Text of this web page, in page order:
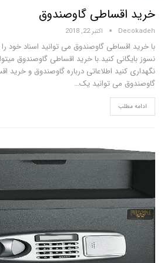
گاوصندوق
اکتبر 22, 2018
گاوصندوق می توانید اسناد خود را در یک
کنید.با خرید اقساطی گاوصندوق میتوانید اشیا
اطلاعاتی درباره گاوصندوق و خرید اقساطی آن
می توانید یک…